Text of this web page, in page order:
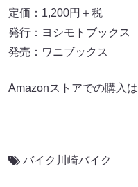
定価：1,200円＋税
発行：ヨシモトブックス
発売：ワニブックス
Amazonストアでの購入は
バイク川崎バイク